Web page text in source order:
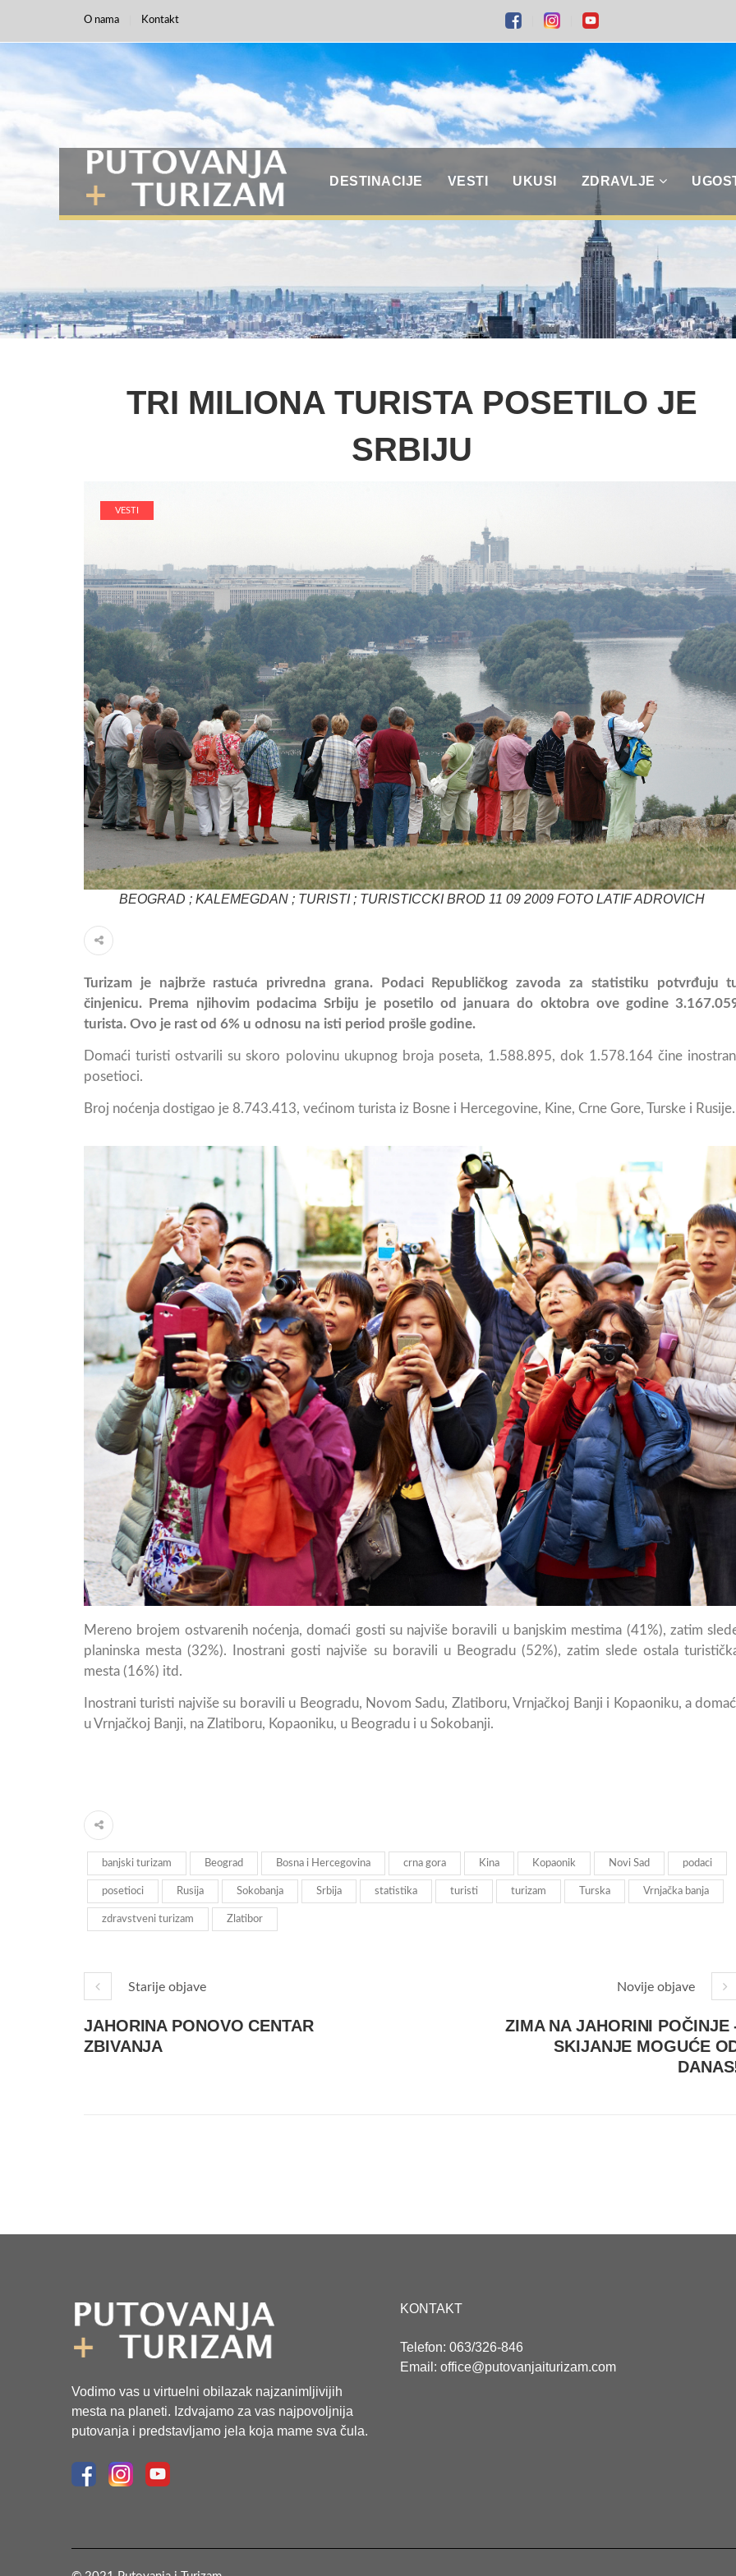
O nama Kontakt
DESTINACIJE VESTI UKUSI ZDRAVLJE
TRI MILIONA TURISTA POSETILO JE
SRBIJU
VESTI
BEOGRAD ; KALEMEGDAN ; TURISTI ; TURISTICCKI BROD 11 09 2009 FOTO LATIF ADROVICH
Turizam je najbrže rastuća privredna grana. Podaci Republičkog zavoda za statistiku potvrđuju
činjenicu. Prema njihovim podacima Srbiju je posetilo od januara do oktobra ove godine
turista. Ovo je rast od 6% u odnosu na isti period prošle godine.
Domaći turisti ostvarili su skoro polovinu ukupnog broja poseta, 1.588.895, dok 1.578.164 čine
posetioci.
Broj noćenja dostigao je 8.743.413, većinom turista iz Bosne i Hercegovine, Kine, Crne Gore, Turske i Rusije.
Mereno brojem ostvarenih noćenja, domaći gosti su najviše boravili u banjskim mestima (41%), zatim
planinska mesta (32%). Inostrani gosti najviše su boravili u Beogradu (52%), zatim slede ostala
mesta (16%) itd.
Inostrani turisti najviše su boravili u Beogradu, Novom Sadu, Zlatiboru, Vrnjačkoj Banji i Kopaoniku, a
u Vrnjačkoj Banji, na Zlatiboru, Kopaoniku, u Beogradu i u Sokobanji.
banjski turizam Beograd Bosna i Hercegovina crna gora Kina Kopaonik Novi Sad podaci
posetioci Rusija Sokobanja Srbija statistika turisti turizam Turska Vrnjačka banja
zdravstveni turizam Zlatibor
Starije objave
JAHORINA PONOVO CENTAR
ZBIVANJA
Novije objave
ZIMA NA JAHORINI POČINJE
SKIJANJE MOGUĆE
Vodimo vas u virtuelni obilazak najzanimljivijih
mesta na planeti. Izdvajamo za vas najpovoljnija
putovanja i predstavljamo jela koja mame sva čula.
KONTAKT
Telefon: 063/326-846
Email: office@putovanjaiturizam.com